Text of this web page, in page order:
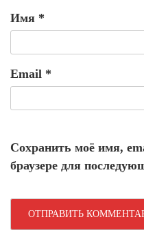
Имя *
Email *
Сохранить моё имя,
браузере для